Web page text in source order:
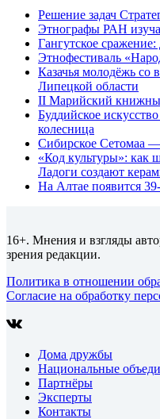
Решение задач
Этнографы РАН
Гангутское
Этнофестиваль
Казачья молодёжь со
Липецкой области
II Марийский
Буддийское
колесница
Сибирское Сетомаа
«Код культуры»: как
Ладоги создают
На Алтае появится
16+. Мнения и взгляды
зрения редакции.
Политика в отношении
Согласие на обработку
Дома дружбы
Национальные
Партнёры
Эксперты
Контакты